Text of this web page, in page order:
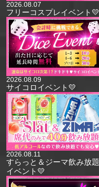
2026.08.07
フリーコスプレイベント💛
2026.08.09
サイコロイベント💛
2026.08.11
すらっと＆ジーマ飲み放題
イベント💛